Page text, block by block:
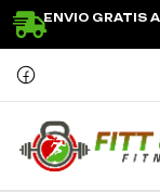
ENVIO GRATIS